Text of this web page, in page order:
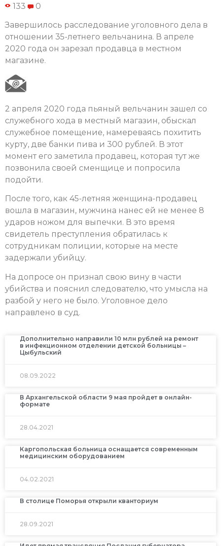
133 0
Завершилось расследование уголовного дела в
отношении 35-летнего вельчанина. В апреле
2020 года он зарезал продавца в местном
магазине.
2 апреля 2020 года пьяный вельчанин зашел со
служебного хода в местный магазин, обыскал
служебное помещение, намереваясь похитить
курту, две банки пива и 300 рублей. В этот
момент его заметила продавец, которая тут же
позвонила своей сменщице и попросила
подойти.
После того, как 45-летняя женщина-продавец
вошла в магазин, мужчина нанес ей не менее 8
ударов ножом для выпечки. В это время
свидетель преступления обратилась к
сотрудникам полиции, которые на месте
задержали убийцу.
На допросе он признал свою вину в части
убийства и пояснил следователю, что умысла на
разбой у него не было. Уголовное дело
направлено в суд.
Дополнительно направили 10 млн рублей на ремонт
в инфекционном отделении детской больницы –
Цыбульский
08.09.2022
В Архангельской области 9 мая пройдет в онлайн-
формате
28.04.2021
Каргопольская больница оснащается современным
медицинским оборудованием
04.02.2021
В столице Поморья открыли кванториум
28.09.2021